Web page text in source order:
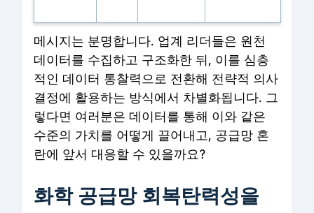
메시지는 분명합니다. 업계 리더들은 원천
데이터를 수집하고 구조화한 뒤, 이를 심층
적인 데이터 통찰력으로 전환해 전략적 의사
결정에 활용하는 방식에서 차별화됩니다. 그
렇다면 여러분은 데이터를 통해 이와 같은
수준의 가치를 어떻게 끌어내고, 공급망 혼
란에 앞서 대응할 수 있을까요?
화학 공급망 회복탄력성을